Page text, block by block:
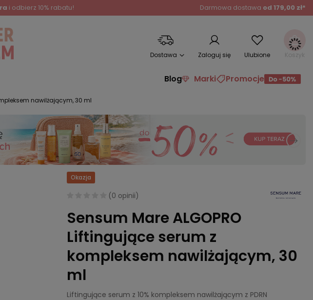
i odbierz 10% rabatu! Darmowa dostawa od 179,00 zł*
Dostawa Zaloguj się Ulubione Koszyk
Blog Marki Promocje
nawilżającym, 30 ml
Okazja
(0 opinii)
Sensum Mare ALGOPRO
Liftingujące serum z
kompleksem nawilżającym, 30
ml
Liftingujące serum z 10% kompleksem nawilżającym z PDRN